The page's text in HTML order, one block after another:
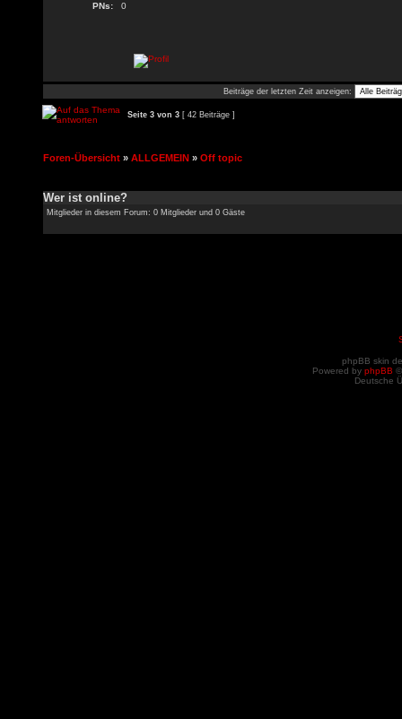
PNs:
0
Beiträge der letzten Zeit anzeigen:
Seite 3 von 3 [ 42 Beiträge ]
Foren-Übersicht » ALLGEMEIN » Off topic
Wer ist online?
Mitglieder in diesem Forum: 0 Mitglieder und 0 Gäste
phpBB skin
Powered by phpBB
Deutsche